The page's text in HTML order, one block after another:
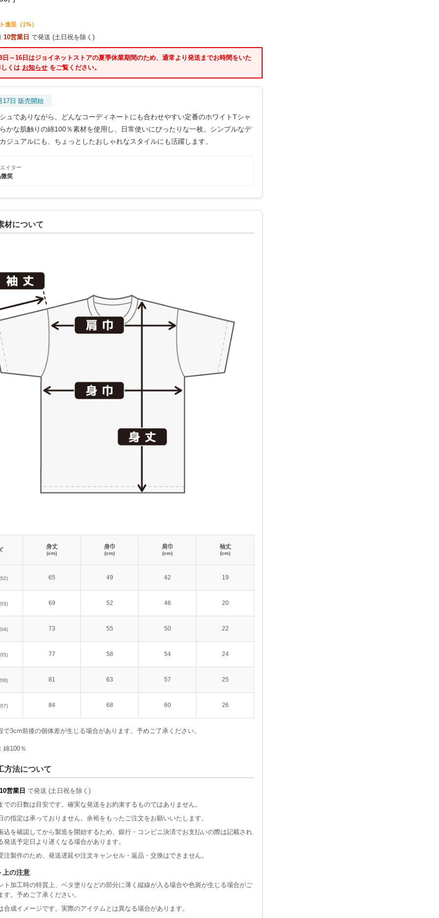
進呈（1%）
10営業日 で発送 (土日祝を除く)
～16日はジョイネットストアの夏季休業期間のため、通常より発送までお時間をいた
くは お知らせ をご覧ください。
17日 販売開始
ュでありながら、どんなコーディネートにも合わせやすい定番のホワイトTシャ
かな肌触りの綿100％素材を使用し、日常使いにぴったりな一枚。シンプルなデ
ジュアルにも、ちょっとしたおしゃれなスタイルにも活躍します。
イター
笑
材について
身丈
(cm)
身巾
(cm)
肩巾
(cm)
袖丈
(cm)
65 49 42 19
69 52 46 20
73 55 50 22
77 58 54 24
81 63 57 25
84 68 60 26
3cm前後の個体差が生じる場合があります。予めご了承ください。
綿100％
方法について
10営業日 で発送 (土日祝を除く)
での日数は目安です。確実な発送をお約束するものではありません。
の指定は承っておりません。余裕をもったご注文をお願いいたします。
を確認してから製造を開始するため、銀行・コンビニ決済でお支払いの際は記載され
発送予定日より遅くなる場合があります。
注製作のため、発送遅延や注文キャンセル・返品・交換はできません。
上の注意
ト加工時の特質上、ベタ塗りなどの部分に薄く縦線が入る場合や色斑が生じる場合がご
す。予めご了承ください。
合成イメージです。実際のアイテムとは異なる場合があります。